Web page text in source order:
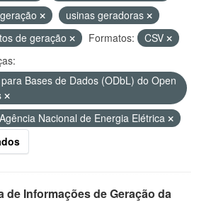
usinas geradoras
de geração
Formatos:
CSV
Bases de Dados (ODbL) do Open
Agência Nacional de Energia Elétrica
de Informações de Geração da